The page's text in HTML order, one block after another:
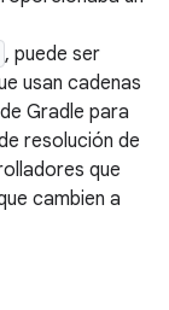
, puede ser
usan cadenas
Gradle para
resolución de
que
cambien a